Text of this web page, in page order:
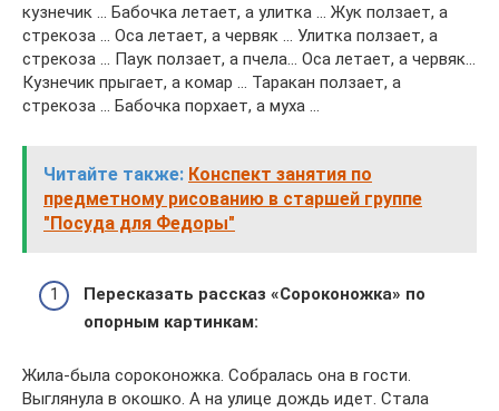
кузнечик … Бабочка летает, а улитка … Жук ползает, а
стрекоза … Оса летает, а червяк … Улитка ползает, а
стрекоза … Паук ползает, а пчела… Оса летает, а червяк…
Кузнечик прыгает, а комар … Таракан ползает, а
стрекоза … Бабочка порхает, а муха …
Читайте также: Конспект занятия по
предметному рисованию в старшей группе
"Посуда для Федоры"
Пересказать рассказ «Сороконожка» по
опорным картинкам:
Жила-была сороконожка. Собралась она в гости.
Выглянула в окошко. А на улице дождь идет. Стала